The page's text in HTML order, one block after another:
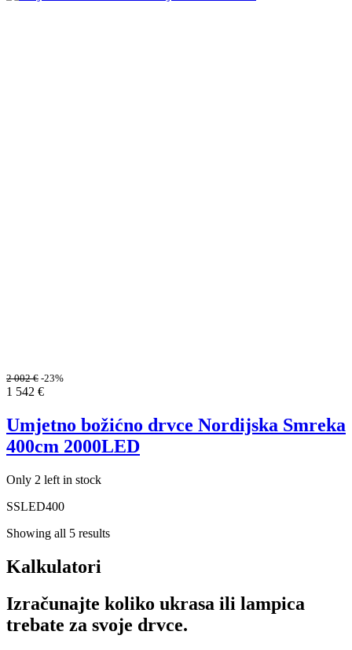
2 002€ -23%
1 542 €
Umjetno božićno drvce Nordijska Smreka
400cm 2000LED
Only 2 left in stock
SSLED400
Showing all 5 results
Kalkulatori
Izračunajte koliko ukrasa ili lampica
trebate za svoje drvce.